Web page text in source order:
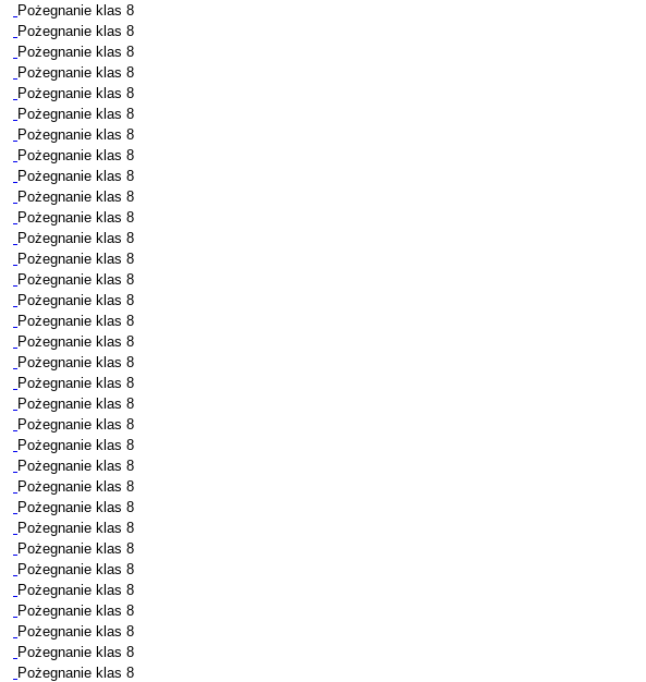
Pożegnanie klas 8
Pożegnanie klas 8
Pożegnanie klas 8
Pożegnanie klas 8
Pożegnanie klas 8
Pożegnanie klas 8
Pożegnanie klas 8
Pożegnanie klas 8
Pożegnanie klas 8
Pożegnanie klas 8
Pożegnanie klas 8
Pożegnanie klas 8
Pożegnanie klas 8
Pożegnanie klas 8
Pożegnanie klas 8
Pożegnanie klas 8
Pożegnanie klas 8
Pożegnanie klas 8
Pożegnanie klas 8
Pożegnanie klas 8
Pożegnanie klas 8
Pożegnanie klas 8
Pożegnanie klas 8
Pożegnanie klas 8
Pożegnanie klas 8
Pożegnanie klas 8
Pożegnanie klas 8
Pożegnanie klas 8
Pożegnanie klas 8
Pożegnanie klas 8
Pożegnanie klas 8
Pożegnanie klas 8
Pożegnanie klas 8